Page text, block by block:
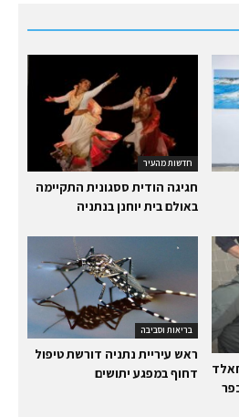
חדשות מהעיר
חגיגה הודית ססגונית התקיימה
באולם בית יוחנן בנתניה
בריאות וסביבה
ראש עיריית נתניה דורשת טיפול
דחוף במפגע יתושים